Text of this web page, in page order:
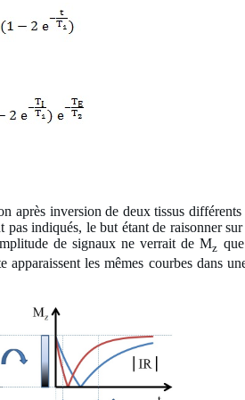
après inversion de deux tissus différents
indiqués, le but étant de raisonner
de signaux ne verrait de Mz
les mêmes courbes dans